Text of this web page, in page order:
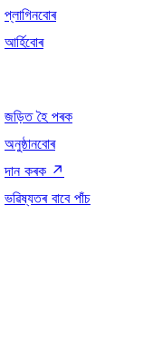
প্লাগিনবোৰ
আৰ্হিবোৰ
জড়িত হৈ পৰক
অনুষ্ঠানবোৰ
দান কৰক ↗
ভৱিষ্যতৰ বাবে পাঁচ